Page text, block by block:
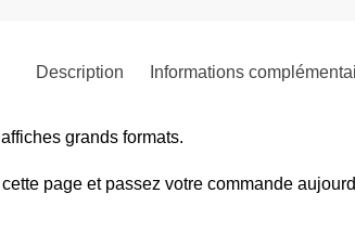
Description Informations
grands formats.
page et passez votre commande